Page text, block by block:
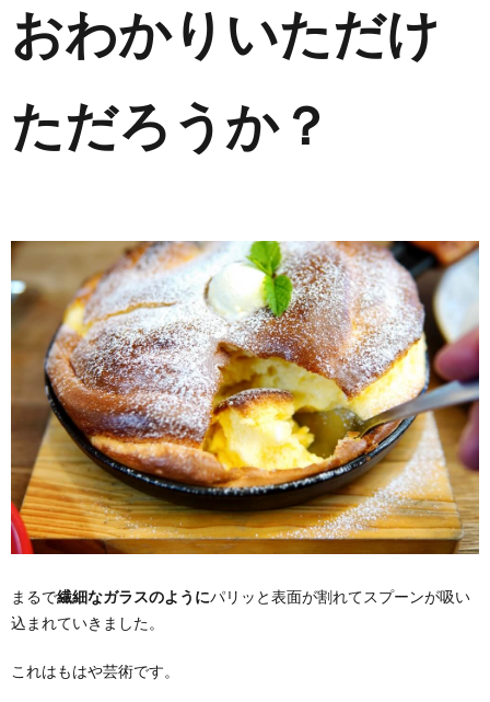
おわかりいただけ
ただろうか？
まるで繊細なガラスのようにパリッと表面が割れてスプーンが吸い
込まれていきました。
これはもはや芸術です。